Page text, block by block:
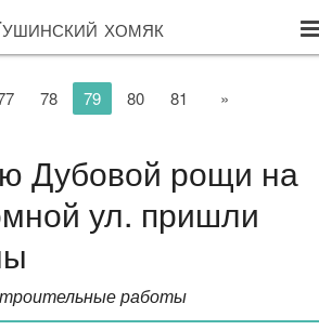
хомяк
78 79 80 81 »
Дубовой рощи на
ул. пришли
работы